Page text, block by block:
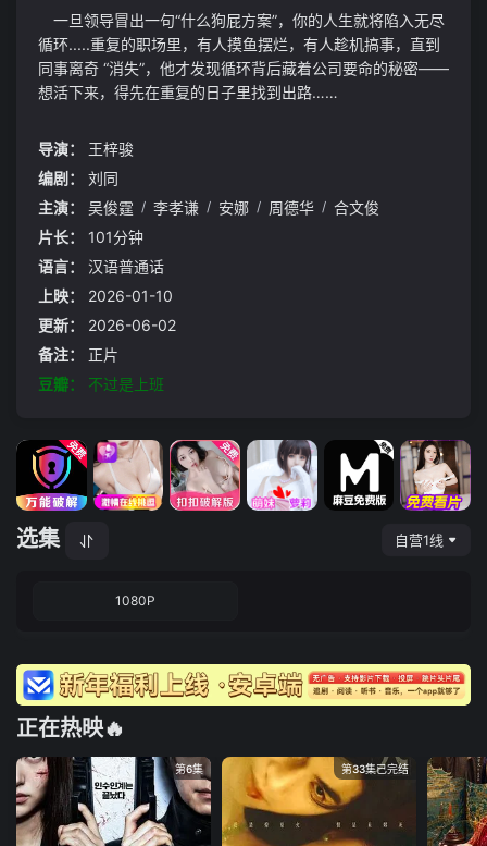
一旦领导冒出一句“什么狗屁方案”，你的人生就将陷入无尽
循环.....重复的职场里，有人摸鱼摆烂，有人趁机搞事，直到
同事离奇 “消失”，他才发现循环背后藏着公司要命的秘密——
想活下来，得先在重复的日子里找到出路……
导演：
王梓骏
编剧：
刘同
主演：
吴俊霆 / 李孝谦 / 安娜 / 周德华 / 合文俊
片长：
101分钟
语言：
汉语普通话
上映：
2026-01-10
更新：
2026-06-02
备注：
正片
豆瓣：
不过是上班
选集 自营1线
1080P
正在热映🔥
第6集 第33集已完结